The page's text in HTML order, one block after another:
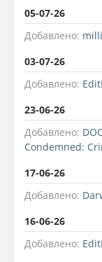
05-07-26
Добавлено:
03-07-26
Добавлено:
23-06-26
Добавлено:
Condemned:
17-06-26
Добавлено:
16-06-26
Добавлено: